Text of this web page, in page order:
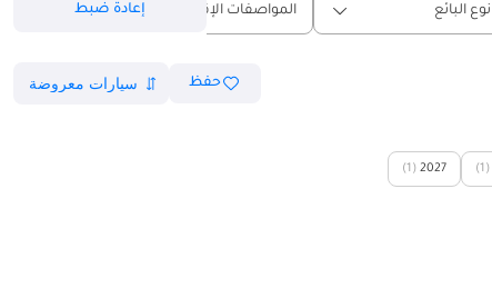
نوع البائع المواصفات الإقليمية إعادة ضبط
حفظ
(1)
2027
(1)